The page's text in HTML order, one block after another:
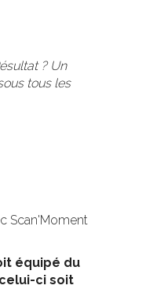
? Un
tous les
Scan'Moment
équipé du
ci soit